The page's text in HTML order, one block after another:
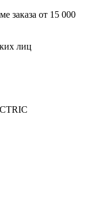
заказа от 15 000
лиц